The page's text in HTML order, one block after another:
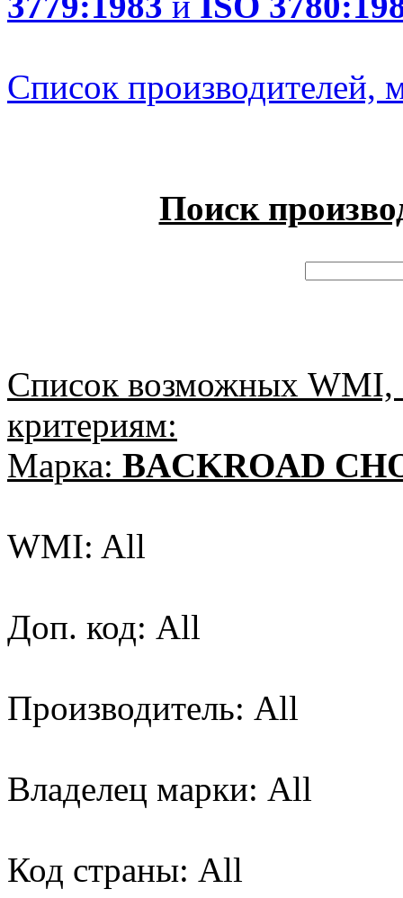
Список производителей,
Поиск
Список возможных
критериям:
Марка: BACKROAD
WMI: All
Доп. код: All
Производитель: All
Владелец марки: All
Код страны: All